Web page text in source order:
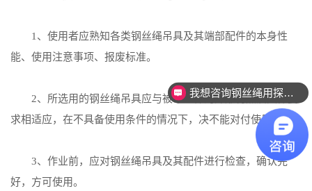
1、使用者应熟知各类钢丝绳吊具及其端部配件的本身性
能、使用注意事项、报废标准。
2、所选用的钢丝绳吊具应与被吊工件的外形特点及具体要
求相适应，在不具备使用条件的情况下，决不能对付使用。
3、作业前，应对钢丝绳吊具及其配件进行检查，确认完
好，方可使用。
我想咨询钢丝绳用探伤设备。